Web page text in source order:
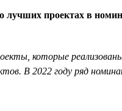
о лучших проектах в
которые реализованы
В 2022 году ряд